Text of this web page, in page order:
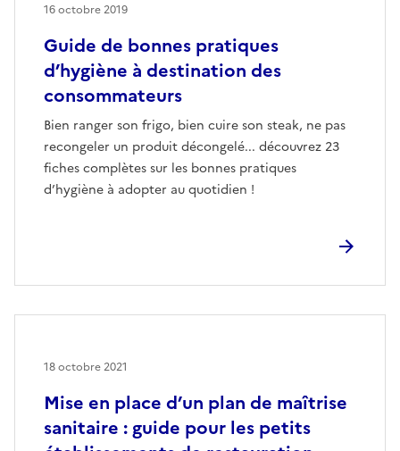
Guide de bonnes pratiques
d’hygiène à destination des
consommateurs
Bien ranger son frigo, bien cuire son steak, ne pas
recongeler un produit décongelé... découvrez 23
fiches complètes sur les bonnes pratiques
d’hygiène à adopter au quotidien !
16 octobre 2019
Mise en place d’un plan de maîtrise
sanitaire : guide pour les petits
18 octobre 2021